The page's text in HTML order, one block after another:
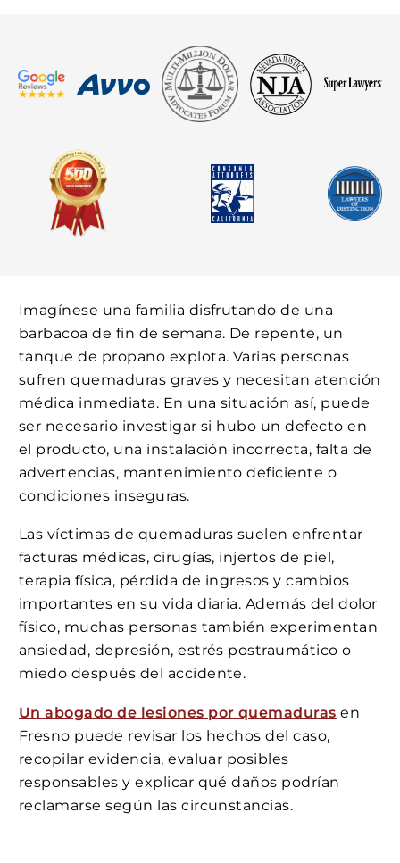
Imagínese una familia disfrutando de una
barbacoa de fin de semana. De repente, un
tanque de propano explota. Varias personas
sufren quemaduras graves y necesitan atención
médica inmediata. En una situación así, puede
ser necesario investigar si hubo un defecto en
el producto, una instalación incorrecta, falta de
advertencias, mantenimiento deficiente o
condiciones inseguras.
Las víctimas de quemaduras suelen enfrentar
facturas médicas, cirugías, injertos de piel,
terapia física, pérdida de ingresos y cambios
importantes en su vida diaria. Además del dolor
físico, muchas personas también experimentan
ansiedad, depresión, estrés postraumático o
miedo después del accidente.
Un abogado de lesiones por quemaduras en
Fresno puede revisar los hechos del caso,
recopilar evidencia, evaluar posibles
responsables y explicar qué daños podrían
reclamarse según las circunstancias.